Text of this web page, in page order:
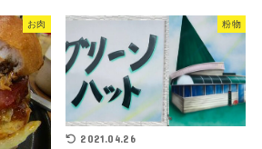
お肉 粉物
2021.04.26